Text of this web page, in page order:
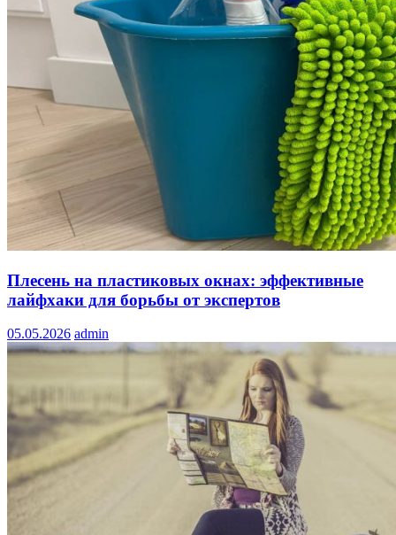
Плесень на пластиковых окнах: эффективные
лайфхаки для борьбы от экспертов
05.05.2026 admin